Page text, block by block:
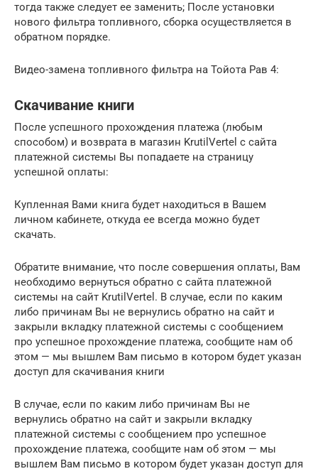
тогда также следует ее заменить; После установки
нового фильтра топливного, сборка осуществляется в
обратном порядке.
Видео-замена топливного фильтра на Тойота Рав 4:
Скачивание книги
После успешного прохождения платежа (любым
способом) и возврата в магазин KrutilVertel с сайта
платежной системы Вы попадаете на страницу
успешной оплаты:
Купленная Вами книга будет находиться в Вашем
личном кабинете, откуда ее всегда можно будет
скачать.
Обратите внимание, что после совершения оплаты, Вам
необходимо вернуться обратно с сайта платежной
системы на сайт KrutilVertel. В случае, если по каким
либо причинам Вы не вернулись обратно на сайт и
закрыли вкладку платежной системы с сообщением
про успешное прохождение платежа, сообщите нам об
этом — мы вышлем Вам письмо в котором будет указан
доступ для скачивания книги
В случае, если по каким либо причинам Вы не
вернулись обратно на сайт и закрыли вкладку
платежной системы с сообщением про успешное
прохождение платежа, сообщите нам об этом — мы
вышлем Вам письмо в котором будет указан доступ для